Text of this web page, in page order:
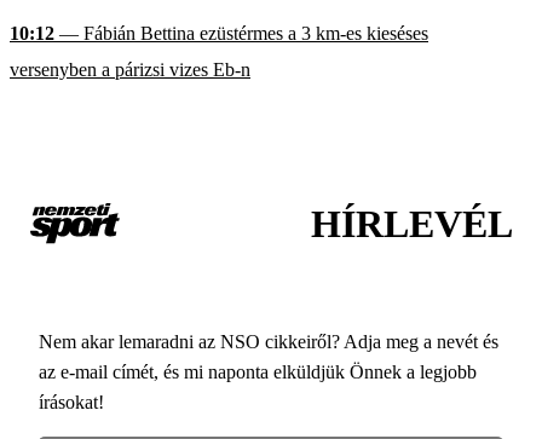
10:12 — Fábián Bettina ezüstérmes a 3 km-es kieséses
versenyben a párizsi vizes Eb-n
HÍRLEVÉL
Nem akar lemaradni az NSO cikkeiről? Adja meg a nevét és
az e-mail címét, és mi naponta elküldjük Önnek a legjobb
írásokat!